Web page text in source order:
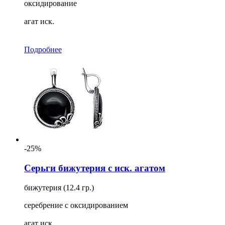
оксидирование
агат иск.
Подробнее
-25%
Серьги бижутерия с иск. агатом
бижутерия (12.4 гр.)
серебрение с оксидированием
агат иск.